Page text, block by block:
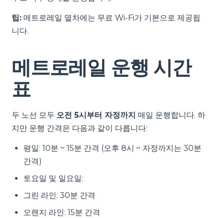
팁: 메트로레일 열차에는 무료 Wi-Fi가 기본으로 제공됩
니다.
메트로레일 운행 시간
표
두 노선 모두 오전 5시부터 자정까지 매일 운행합니다. 하
지만 운행 간격은 다음과 같이 다릅니다:
평일: 10분 ~ 15분 간격 (오후 8시 ~ 자정까지는 30분
간격)
토요일 및 일요일:
그린 라인: 30분 간격
오렌지 라인: 15분 간격